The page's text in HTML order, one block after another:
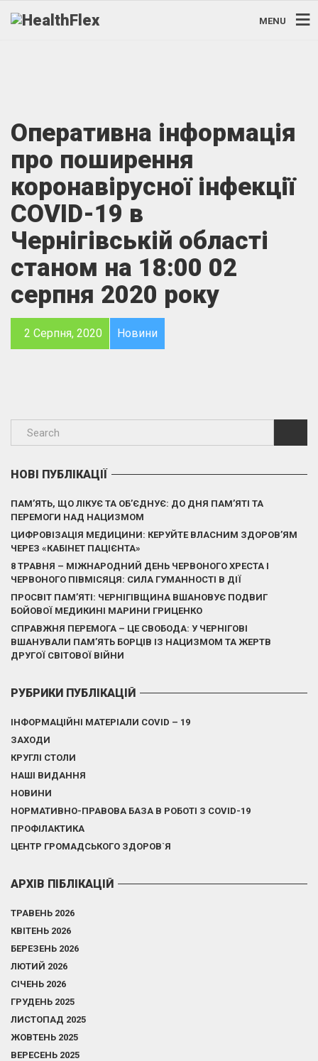
MENU
Оперативна інформація
про поширення
коронавірусної інфекції
COVID-19 в
Чернігівській області
станом на 18:00 02
серпня 2020 року
2 Серпня, 2020 Новини
НОВІ ПУБЛІКАЦІЇ
ПАМ’ЯТЬ, ЩО ЛІКУЄ ТА ОБ’ЄДНУЄ: ДО ДНЯ ПАМ’ЯТІ ТА
ПЕРЕМОГИ НАД НАЦИЗМОМ
ЦИФРОВІЗАЦІЯ МЕДИЦИНИ: КЕРУЙТЕ ВЛАСНИМ ЗДОРОВ’ЯМ
ЧЕРЕЗ «КАБІНЕТ ПАЦІЄНТА»
8 ТРАВНЯ – МІЖНАРОДНИЙ ДЕНЬ ЧЕРВОНОГО ХРЕСТА І
ЧЕРВОНОГО ПІВМІСЯЦЯ: СИЛА ГУМАННОСТІ В ДІЇ
ПРОСВІТ ПАМ’ЯТІ: ЧЕРНІГІВЩИНА ВШАНОВУЄ ПОДВИГ
БОЙОВОЇ МЕДИКИНІ МАРИНИ ГРИЦЕНКО
СПРАВЖНЯ ПЕРЕМОГА – ЦЕ СВОБОДА: У ЧЕРНІГОВІ
ВШАНУВАЛИ ПАМ’ЯТЬ БОРЦІВ ІЗ НАЦИЗМОМ ТА ЖЕРТВ
ДРУГОЇ СВІТОВОЇ ВІЙНИ
РУБРИКИ ПУБЛІКАЦІЙ
ІНФОРМАЦІЙНІ МАТЕРІАЛИ COVID – 19
ЗАХОДИ
КРУГЛІ СТОЛИ
НАШІ ВИДАННЯ
НОВИНИ
НОРМАТИВНО-ПРАВОВА БАЗА В РОБОТІ З COVID-19
ПРОФІЛАКТИКА
ЦЕНТР ГРОМАДСЬКОГО ЗДОРОВ`Я
АРХІВ ПІБЛІКАЦІЙ
ТРАВЕНЬ 2026
КВІТЕНЬ 2026
БЕРЕЗЕНЬ 2026
ЛЮТИЙ 2026
СІЧЕНЬ 2026
ГРУДЕНЬ 2025
ЛИСТОПАД 2025
ЖОВТЕНЬ 2025
ВЕРЕСЕНЬ 2025